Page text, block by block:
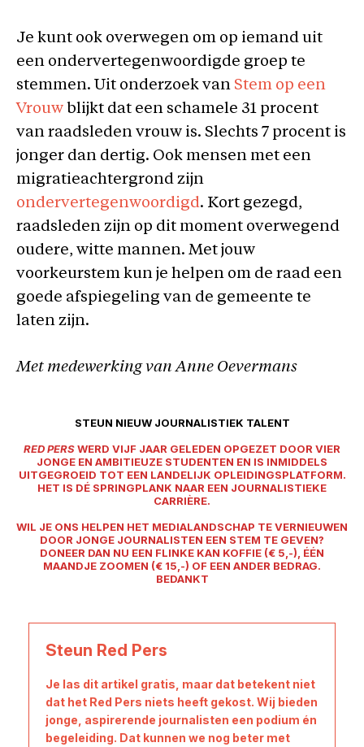
Je kunt ook overwegen om op iemand uit
een ondervertegenwoordigde groep te
stemmen. Uit onderzoek van Stem op een
Vrouw blijkt dat een schamele 31 procent
van raadsleden vrouw is. Slechts 7 procent is
jonger dan dertig. Ook mensen met een
migratieachtergrond zijn
ondervertegenwoordigd. Kort gezegd,
raadsleden zijn op dit moment overwegend
oudere, witte mannen. Met jouw
voorkeurstem kun je helpen om de raad een
goede afspiegeling van de gemeente te
laten zijn.
Met medewerking van Anne Oevermans
STEUN NIEUW JOURNALISTIEK TALENT
RED PERSWERD VIJF JAAR GELEDEN OPGEZET DOOR VIER
JONGE EN AMBITIEUZE STUDENTEN EN IS INMIDDELS
UITGEGROEID TOT EEN LANDELIJK OPLEIDINGSPLATFORM.
HET IS DÉ SPRINGPLANK NAAR EEN JOURNALISTIEKE
CARRIÈRE.
WIL JE ONS HELPEN HET MEDIALANDSCHAP TE VERNIEUWEN
DOOR JONGE JOURNALISTEN EEN STEM TE GEVEN?
DONEER DAN NU EEN FLINKE KAN KOFFIE (€ 5,-), ÉÉN
MAANDJE ZOOMEN (€ 15,-) OF EEN ANDER BEDRAG.
BEDANKT
Steun Red Pers
Je las dit artikel gratis, maar dat betekent niet
dat het Red Pers niets heeft gekost. Wij bieden
jonge, aspirerende journalisten een podium én
begeleiding. Dat kunnen we nog beter met